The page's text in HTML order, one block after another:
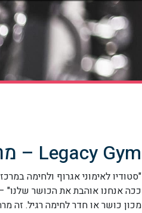
Legacy Gym – מרחב מיוחד לנשים במרכז תל אביב
"סטודיו לאימוני אגרוף ולחימה
מכון כושר או חדר לחימה רגיל. זה